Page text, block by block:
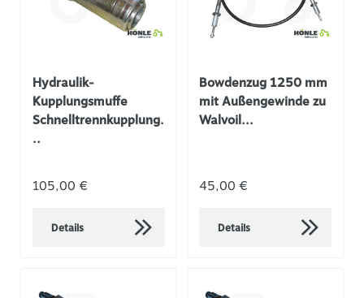
Hydraulik-
Kupplungsmuffe
Schnelltrennkupplung.
..
105,00 €
Details
Bowdenzug 1250 mm
mit Außengewinde zu
Walvoil...
45,00 €
Details